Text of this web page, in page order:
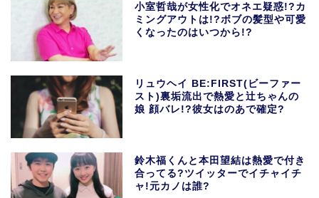
小室哲哉が女性化でオネエ疑惑!?カ
ミングアウトは!?ボブの髪型や可愛
くなったのはいつから!?
リュウヘイ BE:FIRST(ビーファー
スト)裏垢流出で熱愛と辻ちゃんの
娘 顔バレ!?彼女はのあで確定?
鈴木福くんと本田望結は熱愛で付き
合ってる?ツイッターでイチャイチ
ャ!元カノは誰?